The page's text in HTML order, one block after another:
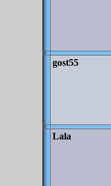
gost55
Lala